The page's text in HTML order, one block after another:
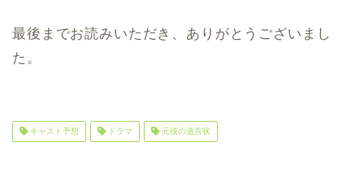
最後までお読みいただき、ありがとうございまし
た。
キャスト予想 ドラマ 元彼の遺言状